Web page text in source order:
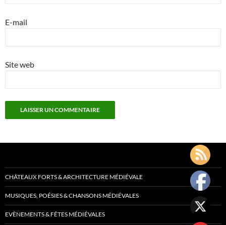
E-mail
Site web
CHÂTEAUX FORTS & ARCHITECTURE MÉDIÉVALE
MUSIQUES, POÉSIES & CHANSONS MÉDIÉVALES
EVÈNEMENTS & FÊTES MÉDIÉVALES